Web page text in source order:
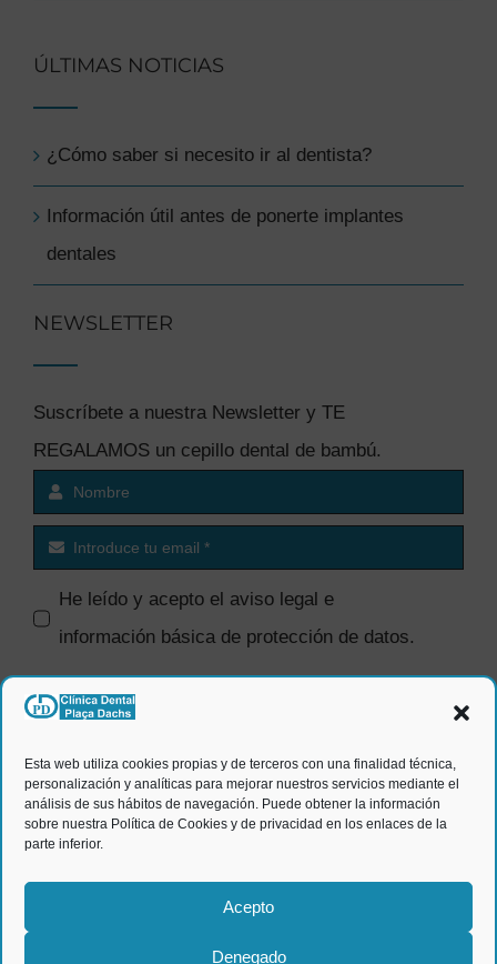
Esta web utiliza cookies propias y de terceros con una finalidad técnica,
personalización y analíticas para mejorar nuestros servicios mediante el
análisis de sus hábitos de navegación. Puede obtener la información
sobre nuestra Política de Cookies y de privacidad en los enlaces de la
parte inferior.
Acepto
Denegado
ÚLTIMAS NOTICIAS
¿Cómo saber si necesito ir al dentista?
Información útil antes de ponerte implantes
dentales
NEWSLETTER
Suscríbete a nuestra Newsletter y TE
REGALAMOS un cepillo dental de bambú.
He leído y acepto el aviso legal e
información básica de protección de datos.
comerciales.
ENVIAR